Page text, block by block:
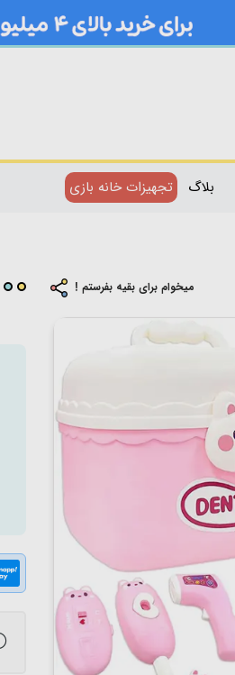
بلاگ تجهیزات خانه بازی
میخوام برای بقیه بفرستم !